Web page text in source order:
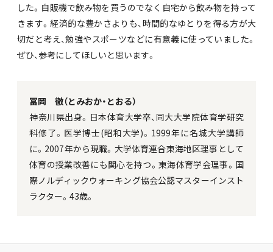
した。自販機で飲み物を買うのでなく自宅から飲み物を持って
きます。経済的な豊かさよりも、時間的なゆとりを得る方が大
切だと考え、勉強やスポーツなどに有意義に使っていました。
ぜひ、参考にしてほしいと思います。
冨岡 徹（とみおか・とおる）
神奈川県出身。日本体育大学卒、同大大学院体育学研究
科修了。医学博士(昭和大学)。1999年に名城大学講師
に。2007年から現職。大学体育連合東海地区理事として
体育の授業改善にも関心を持つ。東海体育学会理事。国
際ノルディックウォーキング協会公認マスターインスト
ラクター。43歳。